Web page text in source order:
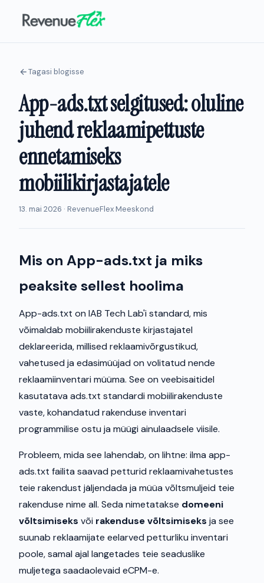
Tagasi blogisse
App-ads.txt selgitused: oluline
juhend reklaamipettuste
ennetamiseks
mobiilikirjastajatele
13. mai 2026 · RevenueFlex Meeskond
Mis on App-ads.txt ja miks
peaksite sellest hoolima
App-ads.txt on IAB Tech Lab'i standard, mis
võimaldab mobiilirakenduste kirjastajatel
deklareerida, millised reklaamivõrgustikud,
vahetused ja edasimüüjad on volitatud nende
reklaamiinventari müüma. See on veebisaitidel
kasutatava ads.txt standardi mobiilirakenduste
vaste, kohandatud rakenduse inventari
programmilise ostu ja müügi ainulaadsele viisile.
Probleem, mida see lahendab, on lihtne: ilma app-
ads.txt failita saavad petturid reklaamivahetustes
teie rakendust jäljendada ja müüa võltsmuljeid teie
rakenduse nime all. Seda nimetatakse domeeni
võltsimiseks või rakenduse võltsimiseks ja see
suunab reklaamijate eelarved petturliku inventari
poole, samal ajal langetades teie seaduslike
muljetega saadaolevaid eCPM-e.